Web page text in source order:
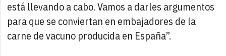
está llevando a cabo. Vamos a darles argumentos
para que se conviertan en embajadores de la
carne de vacuno producida en España”.